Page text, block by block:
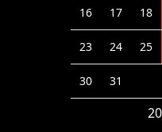
16 17 18
23 24 25
30 31